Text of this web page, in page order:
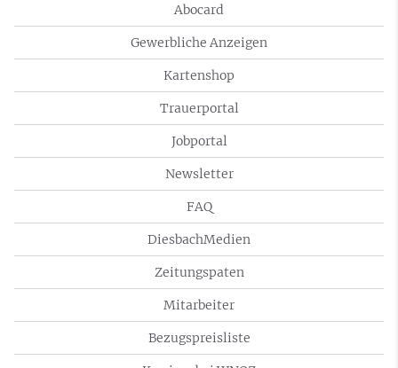
Abocard
Gewerbliche Anzeigen
Kartenshop
Trauerportal
Jobportal
Newsletter
FAQ
DiesbachMedien
Zeitungspaten
Mitarbeiter
Bezugspreisliste